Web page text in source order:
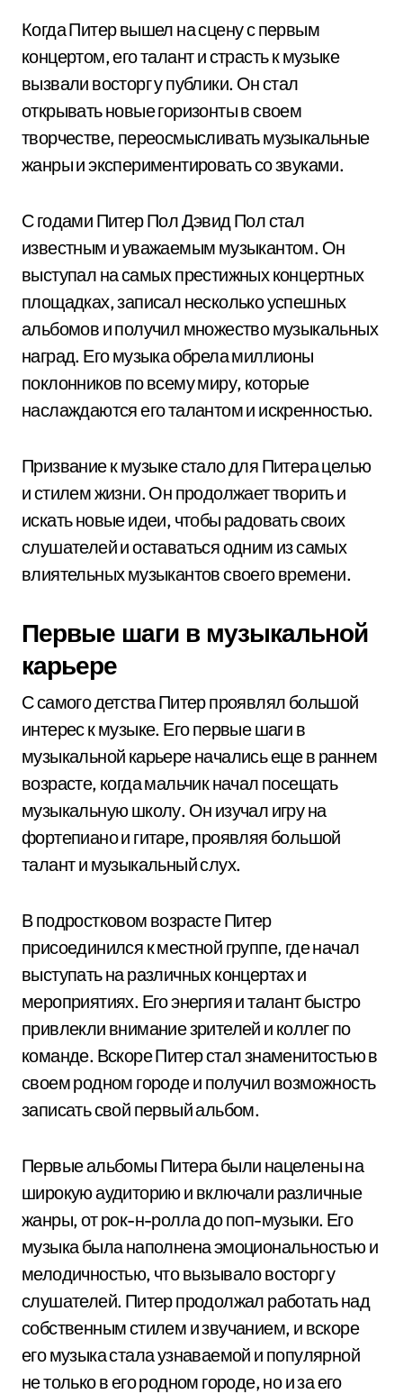
Когда Питер вышел на сцену с первым
концертом, его талант и страсть к музыке
вызвали восторг у публики. Он стал
открывать новые горизонты в своем
творчестве, переосмысливать музыкальные
жанры и экспериментировать со звуками.
С годами Питер Пол Дэвид Пол стал
известным и уважаемым музыкантом. Он
выступал на самых престижных концертных
площадках, записал несколько успешных
альбомов и получил множество музыкальных
наград. Его музыка обрела миллионы
поклонников по всему миру, которые
наслаждаются его талантом и искренностью.
Призвание к музыке стало для Питера целью
и стилем жизни. Он продолжает творить и
искать новые идеи, чтобы радовать своих
слушателей и оставаться одним из самых
влиятельных музыкантов своего времени.
Первые шаги в музыкальной
карьере
С самого детства Питер проявлял большой
интерес к музыке. Его первые шаги в
музыкальной карьере начались еще в раннем
возрасте, когда мальчик начал посещать
музыкальную школу. Он изучал игру на
фортепиано и гитаре, проявляя большой
талант и музыкальный слух.
В подростковом возрасте Питер
присоединился к местной группе, где начал
выступать на различных концертах и
мероприятиях. Его энергия и талант быстро
привлекли внимание зрителей и коллег по
команде. Вскоре Питер стал знаменитостью в
своем родном городе и получил возможность
записать свой первый альбом.
Первые альбомы Питера были нацелены на
широкую аудиторию и включали различные
жанры, от рок-н-ролла до поп-музыки. Его
музыка была наполнена эмоциональностью и
мелодичностью, что вызывало восторг у
слушателей. Питер продолжал работать над
собственным стилем и звучанием, и вскоре
его музыка стала узнаваемой и популярной
не только в его родном городе, но и за его